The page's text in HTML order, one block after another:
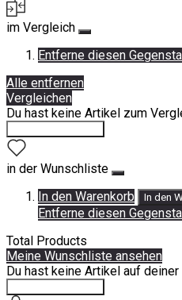
im Vergleich
Entferne diesen
Alle entfernen
Vergleichen
Du hast keine Artikel zum
in der Wunschliste
In den Warenkorb
In den
Entferne diesen
Total Products
Meine Wunschliste ansehen
Du hast keine Artikel auf